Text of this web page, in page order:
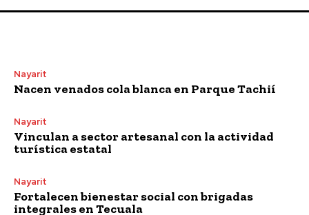
Nayarit
Nacen venados cola blanca en Parque Tachií
Nayarit
Vinculan a sector artesanal con la actividad
turística estatal
Nayarit
Fortalecen bienestar social con brigadas
integrales en Tecuala